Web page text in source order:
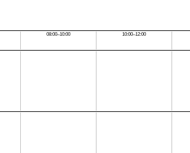
08:00–10:00 10:00–12:00